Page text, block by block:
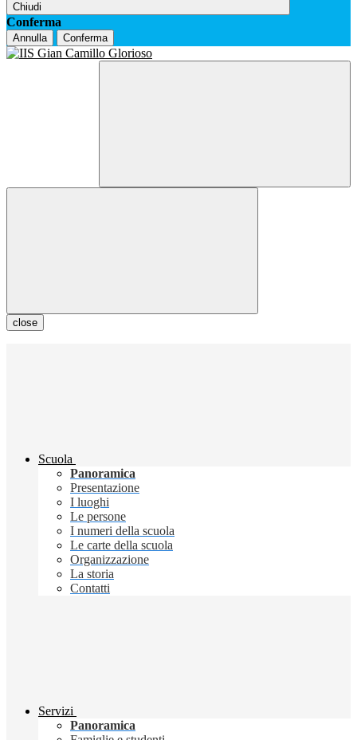
Chiudi
Conferma
Annulla Conferma
close
Scuola
Panoramica
Presentazione
I luoghi
Le persone
I numeri della scuola
Le carte della scuola
Organizzazione
La storia
Contatti
Servizi
Panoramica